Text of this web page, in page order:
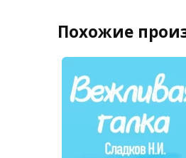
Похожие